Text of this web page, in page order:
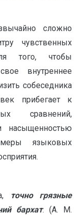
сложно
чувственных
того, чтобы
внутреннее
собеседника
прибегает к
сравнений,
насыщенностью
языковых
точно грязные
бархат. (А. М.